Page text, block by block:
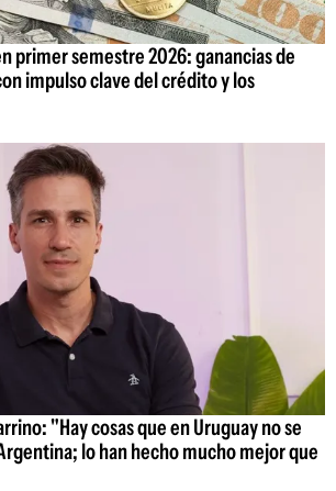
primer semestre 2026: ganancias de
impulso clave del crédito y los
"Hay cosas que en Uruguay no se
lo han hecho mucho mejor que